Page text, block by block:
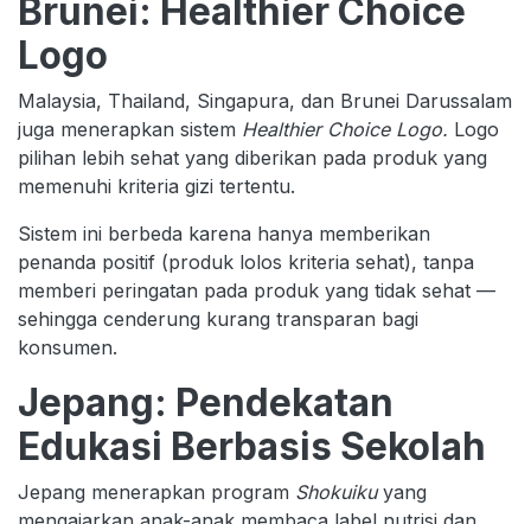
Brunei: Healthier Choice
Logo
Malaysia, Thailand, Singapura, dan Brunei Darussalam
juga menerapkan sistem Healthier Choice Logo. Logo
pilihan lebih sehat yang diberikan pada produk yang
memenuhi kriteria gizi tertentu.
Sistem ini berbeda karena hanya memberikan
penanda positif (produk lolos kriteria sehat), tanpa
memberi peringatan pada produk yang tidak sehat —
sehingga cenderung kurang transparan bagi
konsumen.
Jepang: Pendekatan
Edukasi Berbasis Sekolah
Jepang menerapkan program Shokuikuyang